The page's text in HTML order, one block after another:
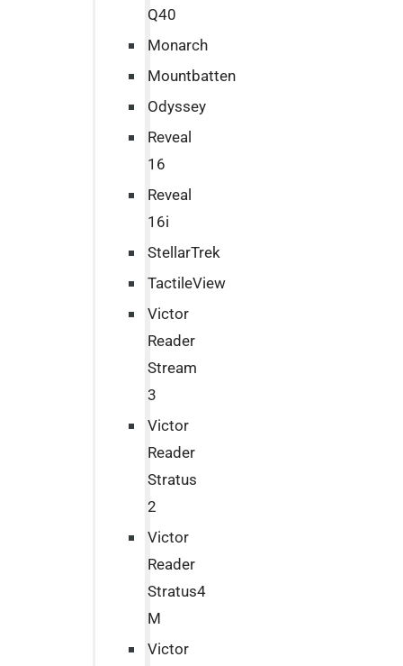
Q40
Monarch
Mountbatten
Odyssey
Reveal
16
Reveal
16i
StellarTrek
TactileView
Victor
Reader
Stream
3
Victor
Reader
Stratus
2
Victor
Reader
Stratus4
M
Victor